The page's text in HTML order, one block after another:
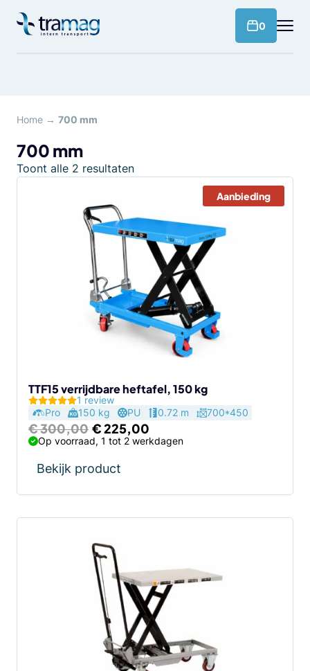
naar
0
Home → 700 mm
700 mm
Toont alle 2 resultaten
Aanbieding
TTF15 verrijdbare heftafel, 150 kg
1 review
Pro
150 kg PU 0.72 m 700*450
€300,00 Oorspronkelijke
prijs
was:
€ 300,00.
€225,00
prijs
Op voorraad, 1 tot 2 werkdagen
Bekijk product